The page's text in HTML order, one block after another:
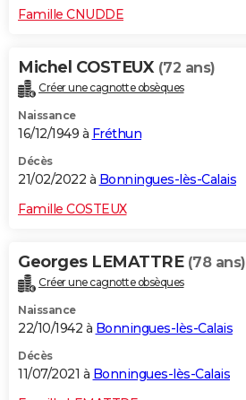
Famille CNUDDE
Michel COSTEUX (72 ans)
Créer une cagnotte obsèques
Naissance
16/12/1949 à Fréthun
Décès
21/02/2022 à Bonningues-lès-Calais
Famille COSTEUX
Georges LEMATTRE (78 ans)
Créer une cagnotte obsèques
Naissance
22/10/1942 à Bonningues-lès-Calais
Décès
11/07/2021 à Bonningues-lès-Calais